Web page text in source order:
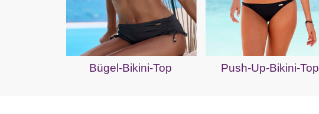
Bügel-Bikini-Top Push-Up-Bikini-Top